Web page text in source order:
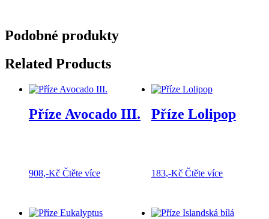
Podobné produkty
Related Products
Příze Avocado III.
908,-Kč Čtěte více
Příze Lolipop
183,-Kč Čtěte více